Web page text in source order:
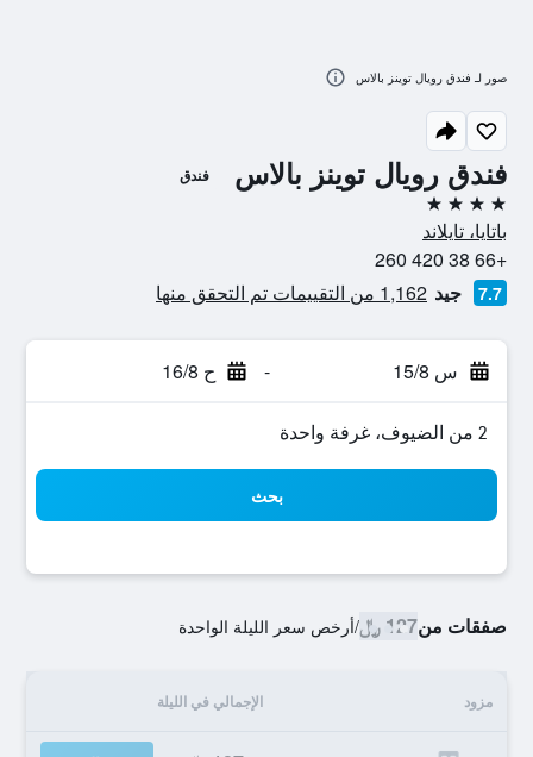
فندق رويال توينز بالاس فندق
4 نجوم
باتايا، تايلاند
+66 38 420 260
7.7 جيد 1,162 من التقييمات تم التحقق منها
س 15/8 - ح 16/8
2 من الضيوف، غرفة واحدة
بحث
صفقات من127 ﷼ /أرخص سعر الليلة الواحدة
مزود الإجمالي في الليلة
صور لـ فندق رويال توينز بالاس